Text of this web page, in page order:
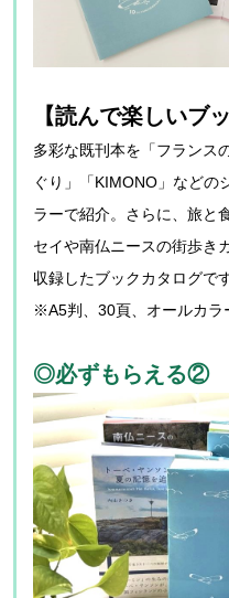
【読んで楽しいブ
多彩な既刊本を「フランス
ぐり」「KIMONO」などの
ラーで紹介。さらに、旅と
セイや南仏ニースの街歩き
収録したブックカタログです
※A5判、30頁、オールカラ
◎必ずもらえる②